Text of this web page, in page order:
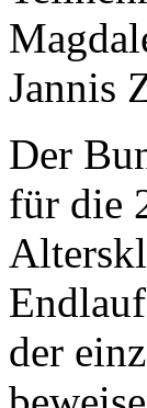
Jannis
Der
für die
der